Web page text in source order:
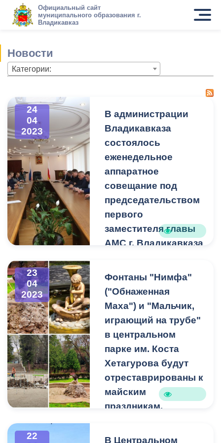
Официальный сайт
муниципального образования г.
Владикавказ
Новости
Категории:
24
04
2023
В администрации
Владикавказа
состоялось
еженедельное
аппаратное
совещание под
председательством
первого
заместителя главы
АМС г. Владикавказа
Владикавказа состоялось
еженедельное аппаратное
совещание под
председательством
первого заместителя
главы АМС г.
Дзоблаева.
На повестке дня –
подготовка города к
23
04
2023
Фонтаны "Нимфа"
("Обнаженная
Маха") и "Мальчик,
играющий на трубе"
в центральном
парке им. Коста
Хетагурова будут
отреставрированы к
майским
праздникам.
22
В Центральном